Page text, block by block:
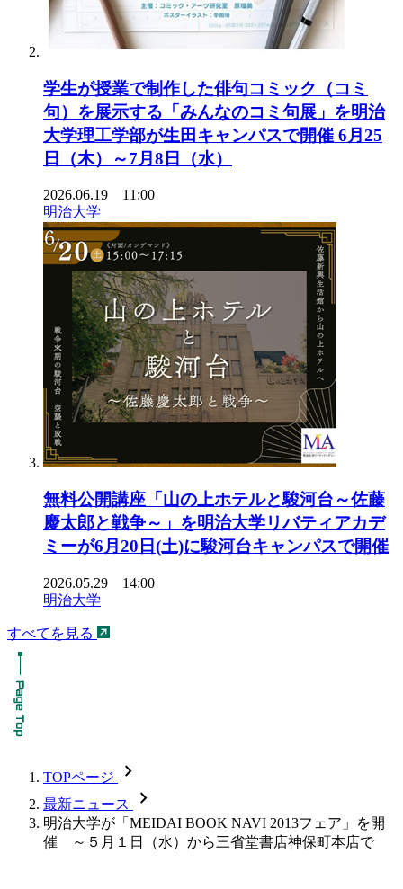
学生が授業で制作した俳句コミック（コミ
句）を展示する「みんなのコミ句展」を明治
大学理工学部が生田キャンパスで開催 6月25
日（木）～7月8日（水）
2026.06.19 11:00
明治大学
無料公開講座「山の上ホテルと駿河台～佐藤
慶太郎と戦争～」を明治大学リバティアカデ
ミーが6月20日(土)に駿河台キャンパスで開催
2026.05.29 14:00
明治大学
すべてを見る
TOPページ chevron_forward
最新ニュース chevron_forward
明治大学が「MEIDAI BOOK NAVI 2013フェア」を開
催 ～５月１日（水）から三省堂書店神保町本店で